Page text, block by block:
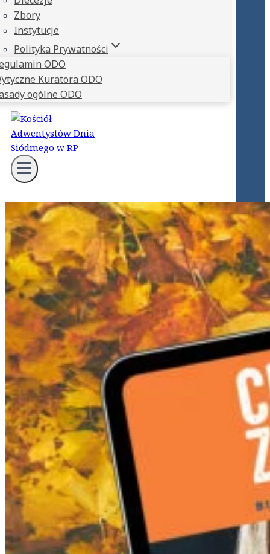
Zbory
Instytucje
Polityka Prywatności
ODO
Kuratora ODO
ogólne ODO